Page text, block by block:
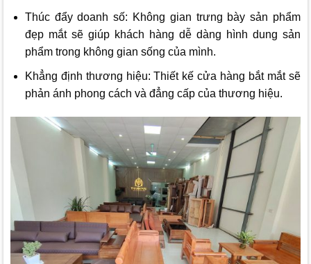
Thúc đẩy doanh số: Không gian trưng bày sản phẩm
đẹp mắt sẽ giúp khách hàng dễ dàng hình dung sản
phẩm trong không gian sống của mình.
Khẳng định thương hiệu: Thiết kế cửa hàng bắt mắt sẽ
phản ánh phong cách và đẳng cấp của thương hiệu.